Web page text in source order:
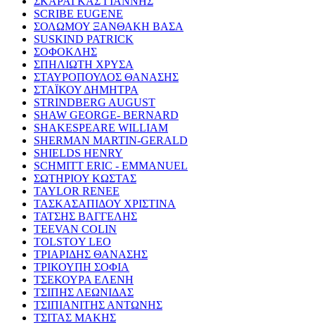
SCRIBE EUGENE
ΣΟΛΩΜΟΥ ΞΑΝΘΑΚΗ ΒΑΣΑ
SUSKIND PATRICK
ΣΟΦΟΚΛΗΣ
ΣΠΗΛΙΩΤΗ ΧΡΥΣΑ
ΣΤΑΥΡΟΠΟΥΛΟΣ ΘΑΝΑΣΗΣ
ΣΤΑΪΚΟΥ ΔΗΜΗΤΡΑ
STRINDBERG AUGUST
SHAW GEORGE- BERNARD
SHAKESPEARE WILLIAM
SHERMAN MARTIN-GERALD
SHIELDS HENRY
SCHMITT ERIC - EMMANUEL
ΣΩΤΗΡΙΟΥ ΚΩΣΤΑΣ
TAYLOR RENEE
ΤΑΣΚΑΣΑΠΙΔΟΥ ΧΡΙΣΤΙΝΑ
ΤΑΤΣΗΣ ΒΑΓΓΕΛΗΣ
TEEVAN COLIN
TOLSTOY LEO
ΤΡΙΑΡΙΔΗΣ ΘΑΝΑΣΗΣ
ΤΡΙΚΟΥΠΗ ΣΟΦΙΑ
ΤΣΕΚΟΥΡΑ ΕΛΕΝΗ
ΤΣΙΠΗΣ ΛΕΩΝΙΔΑΣ
ΤΣΙΠΙΑΝΙΤΗΣ ΑΝΤΩΝΗΣ
ΤΣΙΤΑΣ ΜΑΚΗΣ